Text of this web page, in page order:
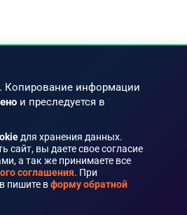
Копирование информации
и преследуется в
для хранения данных.
сайт, вы даете свое согласие
а так же принимаете все
соглашения. При
пишите вформу обратной